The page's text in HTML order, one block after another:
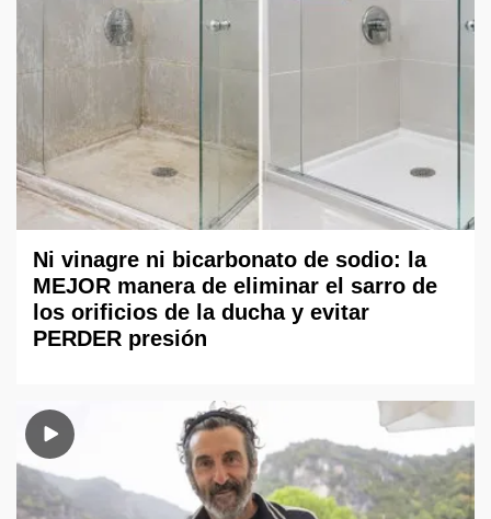
Ni vinagre ni bicarbonato de sodio: la
MEJOR manera de eliminar el sarro de
los orificios de la ducha y evitar
PERDER presión